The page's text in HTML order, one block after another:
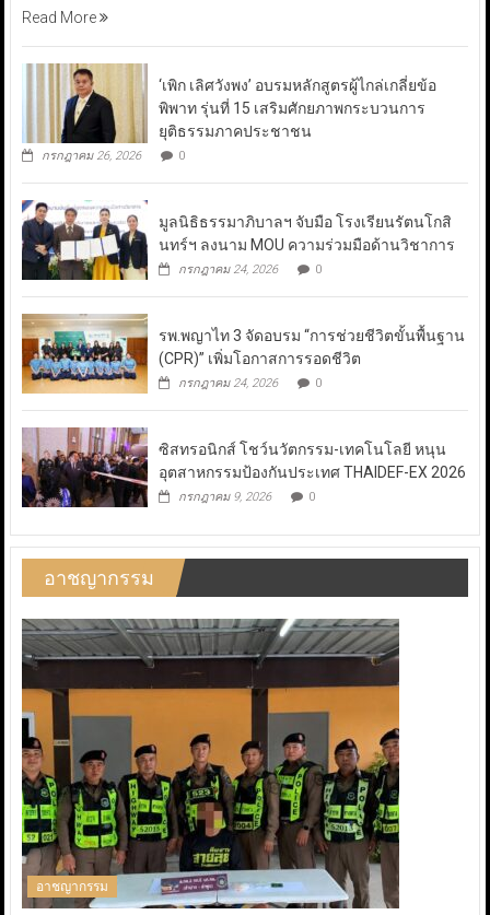
Read More
‘เพิก เลิศวังพง’ อบรมหลักสูตรผู้ไกล่เกลี่ยข้อ
พิพาท รุ่นที่ 15 เสริมศักยภาพกระบวนการ
ยุติธรรมภาคประชาชน
กรกฎาคม 26, 2026 0
มูลนิธิธรรมาภิบาลฯ จับมือ โรงเรียนรัตนโกสิ
นทร์ฯ ลงนาม MOU ความร่วมมือด้านวิชาการ
กรกฎาคม 24, 2026 0
รพ.พญาไท 3 จัดอบรม “การช่วยชีวิตขั้นพื้นฐาน
(CPR)” เพิ่มโอกาสการรอดชีวิต
กรกฎาคม 24, 2026 0
ซิสทรอนิกส์ โชว์นวัตกรรม-เทคโนโลยี หนุน
อุตสาหกรรมป้องกันประเทศ THAIDEF-EX 2026
กรกฎาคม 9, 2026 0
อาชญากรรม
อาชญากรรม